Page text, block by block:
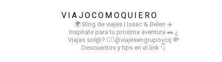
VIAJOCOMOQUIERO
🌍 Blog de viajes | Isaac & Belen ✈️
Inspírate para tu proxima aventura 🚗 ¿
Viajas sol@? 👉🏻@viajesengrupovcq 💸
Descuentos y tips en el link 👇